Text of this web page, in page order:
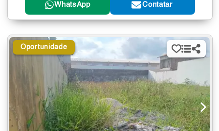
WhatsApp Contatar
Oportunidade